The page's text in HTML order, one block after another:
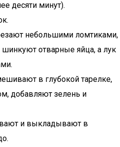
десяти минут).
небольшими ломтиками,
отварные яйца, а лук
в глубокой тарелке,
добавляют зелень и
и выкладывают в